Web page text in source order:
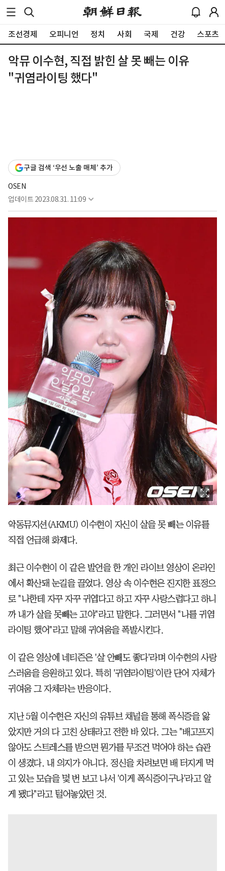
조선경제 오피니언 정치 사회 국제 건강 스포츠
악뮤 이수현, 직접 밝힌 살 못 빼는 이유
"귀염라이팅 했다"
구글 검색 ‘우선 노출 매체’ 추가
OSEN
업데이트 2023.08.31. 11:09
악동뮤지션(AKMU) 이수현이 자신이 살을 못 빼는 이유를
직접 언급해 화제다.
최근 이수현이 이 같은 발언을 한 개인 라이브 영상이 온라인
에서 확산돼 눈길을 끌었다. 영상 속 이수현은 진지한 표정으
로 "나한테 자꾸 자꾸 귀엽다고 하고 자꾸 사랑스럽다고 하니
까 내가 살을 못빼는 고야"라고 말한다. 그러면서 "나를 귀염
라이팅 했어"라고 말해 귀여움을 폭발시킨다.
이 같은 영상에 네티즌은 '살 안빼도 좋다'라며 이수현의 사랑
스러움을 응원하고 있다. 특히 '귀염라이팅'이란 단어 자체가
귀여움 그 자체라는 반응이다.
지난 5월 이수현은 자신의 유튜브 채널을 통해 폭식증을 앓
았지만 거의 다 고친 상태라고 전한 바 있다. 그는 "배고프지
않아도 스트레스를 받으면 뭔가를 무조건 먹어야 하는 습관
이 생겼다. 내 의지가 아니다. 정신을 차려보면 배 터지게 먹
고 있는 모습을 몇 번 보고 나서 '이게 폭식증이구나'라고 알
게 됐다"라고 털어놓았던 것.